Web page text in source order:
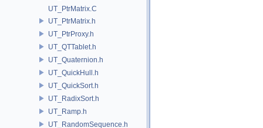
UT_PtrMatrix.C
UT_PtrMatrix.h
UT_PtrProxy.h
UT_QTTablet.h
UT_Quaternion.h
UT_QuickHull.h
UT_QuickSort.h
UT_RadixSort.h
UT_Ramp.h
UT_RandomSequence.h